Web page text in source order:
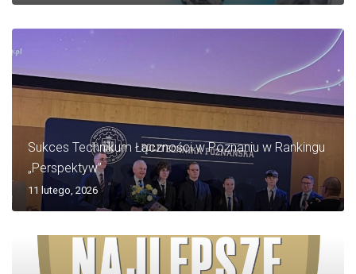
Sukces Technikum Łączności w Poznaniu w Rankingu
„Perspektyw”
11 lutego, 2026